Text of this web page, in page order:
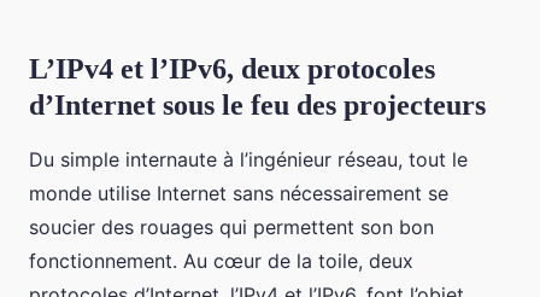
L’IPv4 et l’IPv6, deux protocoles
d’Internet sous le feu des projecteurs
Du simple internaute à l’ingénieur réseau, tout le
monde utilise Internet sans nécessairement se
soucier des rouages qui permettent son bon
fonctionnement. Au cœur de la toile, deux